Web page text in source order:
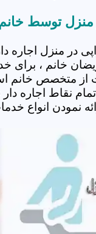
منزل توسط خانم
در منزل اجاره
خانم ، برای
از متخصص خانم
نقاط اجاره
نمودن انواع